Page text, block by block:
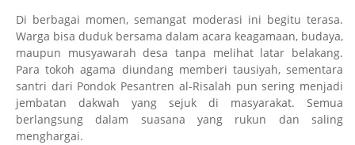
Di berbagai momen, semangat moderasi ini begitu terasa.
Warga bisa duduk bersama dalam acara keagamaan, budaya,
maupun musyawarah desa tanpa melihat latar belakang.
Para tokoh agama diundang memberi tausiyah, sementara
santri dari Pondok Pesantren al-Risalah pun sering menjadi
jembatan dakwah yang sejuk di masyarakat. Semua
berlangsung dalam suasana yang rukun dan saling
menghargai.